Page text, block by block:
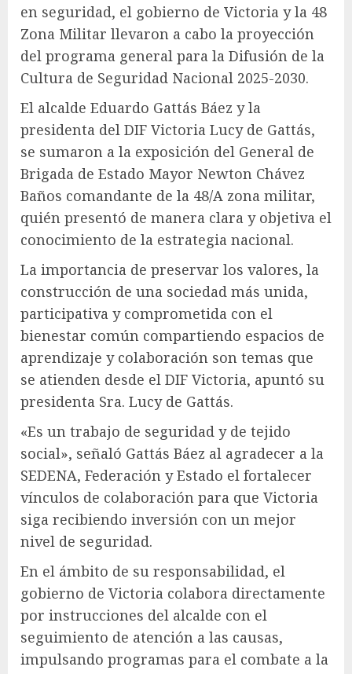
en seguridad, el gobierno de Victoria y la 48
Zona Militar llevaron a cabo la proyección
del programa general para la Difusión de la
Cultura de Seguridad Nacional 2025-2030.
El alcalde Eduardo Gattás Báez y la
presidenta del DIF Victoria Lucy de Gattás,
se sumaron a la exposición del General de
Brigada de Estado Mayor Newton Chávez
Baños comandante de la 48/A zona militar,
quién presentó de manera clara y objetiva el
conocimiento de la estrategia nacional.
La importancia de preservar los valores, la
construcción de una sociedad más unida,
participativa y comprometida con el
bienestar común compartiendo espacios de
aprendizaje y colaboración son temas que
se atienden desde el DIF Victoria, apuntó su
presidenta Sra. Lucy de Gattás.
«Es un trabajo de seguridad y de tejido
social», señaló Gattás Báez al agradecer a la
SEDENA, Federación y Estado el fortalecer
vínculos de colaboración para que Victoria
siga recibiendo inversión con un mejor
nivel de seguridad.
En el ámbito de su responsabilidad, el
gobierno de Victoria colabora directamente
por instrucciones del alcalde con el
seguimiento de atención a las causas,
impulsando programas para el combate a la